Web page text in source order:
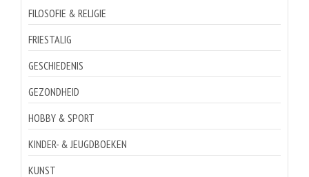
FILOSOFIE & RELIGIE
FRIESTALIG
GESCHIEDENIS
GEZONDHEID
HOBBY & SPORT
KINDER- & JEUGDBOEKEN
KUNST